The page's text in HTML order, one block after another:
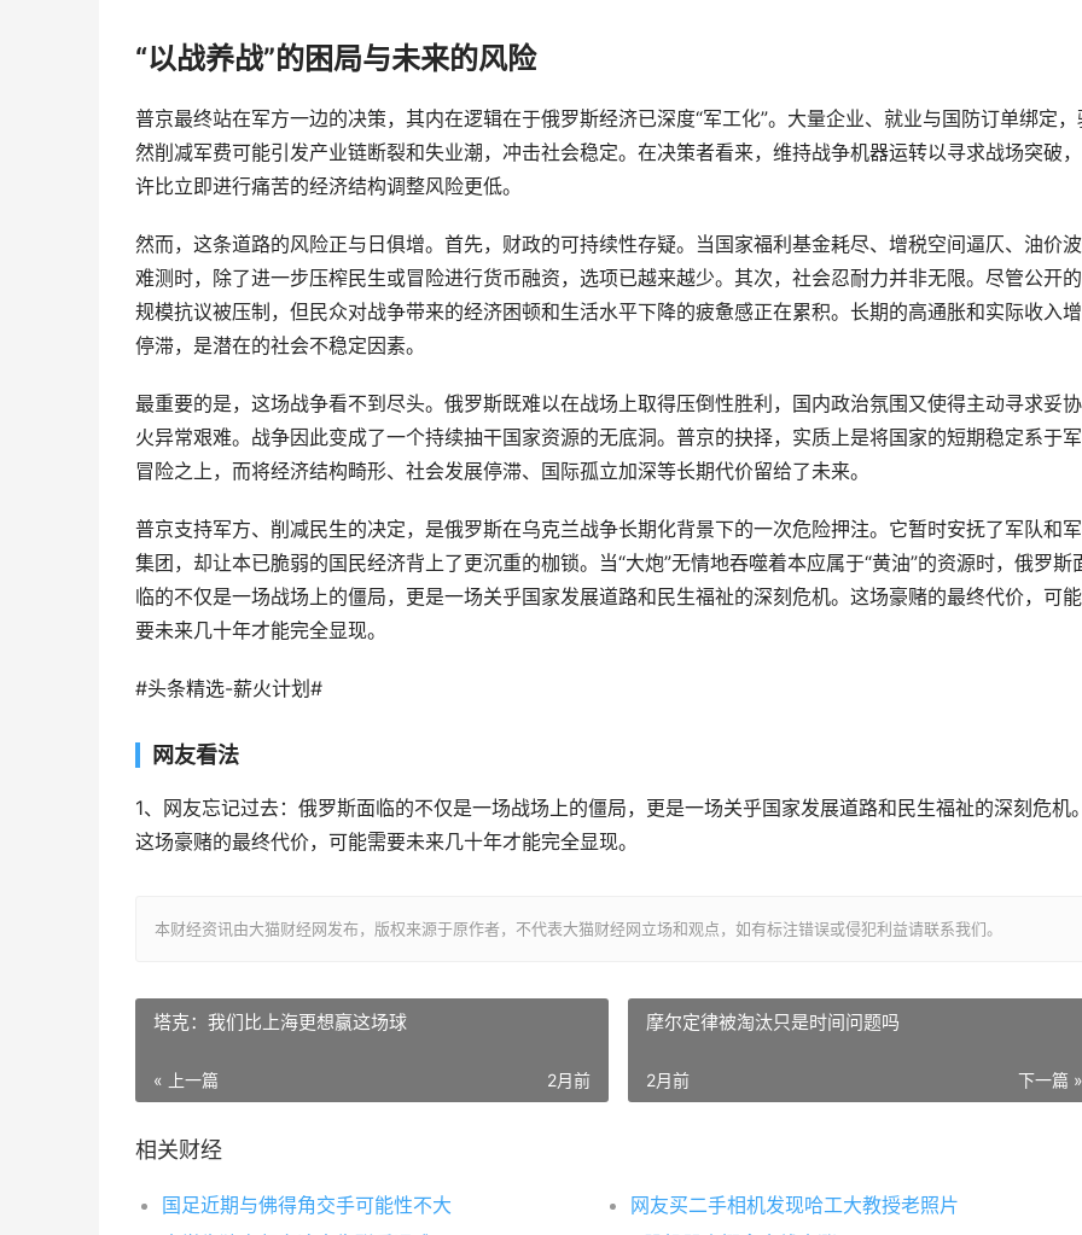
“以战养战”的困局与未来的风险
普京最终站在军方一边的决策，其内在逻辑在于俄罗斯经济已深度“军工化”。大量企业、就业与国防订单绑定，
然削减军费可能引发产业链断裂和失业潮，冲击社会稳定。在决策者看来，维持战争机器运转以寻求战场突破
许比立即进行痛苦的经济结构调整风险更低。
然而，这条道路的风险正与日俱增。首先，财政的可持续性存疑。当国家福利基金耗尽、增税空间逼仄、油价
难测时，除了进一步压榨民生或冒险进行货币融资，选项已越来越少。其次，社会忍耐力并非无限。尽管公开
规模抗议被压制，但民众对战争带来的经济困顿和生活水平下降的疲惫感正在累积。长期的高通胀和实际收入
停滞，是潜在的社会不稳定因素。
最重要的是，这场战争看不到尽头。俄罗斯既难以在战场上取得压倒性胜利，国内政治氛围又使得主动寻求妥
火异常艰难。战争因此变成了一个持续抽干国家资源的无底洞。普京的抉择，实质上是将国家的短期稳定系于
冒险之上，而将经济结构畸形、社会发展停滞、国际孤立加深等长期代价留给了未来。
普京支持军方、削减民生的决定，是俄罗斯在乌克兰战争长期化背景下的一次危险押注。它暂时安抚了军队和
集团，却让本已脆弱的国民经济背上了更沉重的枷锁。当“大炮”无情地吞噬着本应属于“黄油”的资源时，俄罗斯
临的不仅是一场战场上的僵局，更是一场关乎国家发展道路和民生福祉的深刻危机。这场豪赌的最终代价，可
要未来几十年才能完全显现。
#头条精选-薪火计划#
网友看法
1、网友忘记过去：俄罗斯面临的不仅是一场战场上的僵局，更是一场关乎国家发展道路和民生福祉的深刻危机
这场豪赌的最终代价，可能需要未来几十年才能完全显现。
本财经资讯由大猫财经网发布，版权来源于原作者，不代表大猫财经网立场和观点，如有标注错误或侵犯利益请联系我们。
塔克：我们比上海更想赢这场球
« 上一篇 2月前
摩尔定律被淘汰只是时间问题吗
下一篇 »
2月前
相关财经
国足近期与佛得角交手可能性不大
网友买二手相机发现哈工大教授老照片